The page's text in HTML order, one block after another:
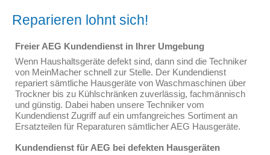
Reparieren lohnt sich!
Freier AEG Kundendienst in Ihrer Umgebung
Wenn Haushaltsgeräte defekt sind, dann sind die Techniker
von MeinMacher schnell zur Stelle. Der Kundendienst
repariert sämtliche Hausgeräte von Waschmaschinen über
Trockner bis zu Kühlschränken zuverlässig, fachmännisch
und günstig. Dabei haben unsere Techniker vom
Kundendienst Zugriff auf ein umfangreiches Sortiment an
Ersatzteilen für Reparaturen sämtlicher AEG Hausgeräte.
Kundendienst für AEG bei defekten Hausgeräten